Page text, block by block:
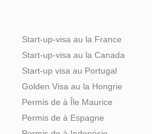
Start-up-visa au la France
Start-up-visa au la Canada
Start-up visa au Portugal
Golden Visa au la Hongrie
Permis de à Île Maurice
Permis de à Espagne